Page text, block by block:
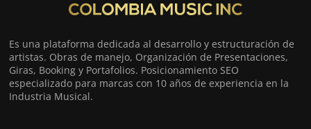
Es una plataforma dedicada al desarrollo y estructuración de
artistas. Obras de manejo, Organización de Presentaciones,
Giras, Booking y Portafolios. Posicionamiento SEO
especializado para marcas con 10 años de experiencia en la
Industria Musical.